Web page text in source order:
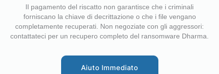
Il pagamento del riscatto non garantisce che i criminali
forniscano la chiave di decrittazione o che i file vengano
completamente recuperati. Non negoziate con gli aggressori:
contattateci per un recupero completo del ransomware Dharma.
Aiuto Immediato